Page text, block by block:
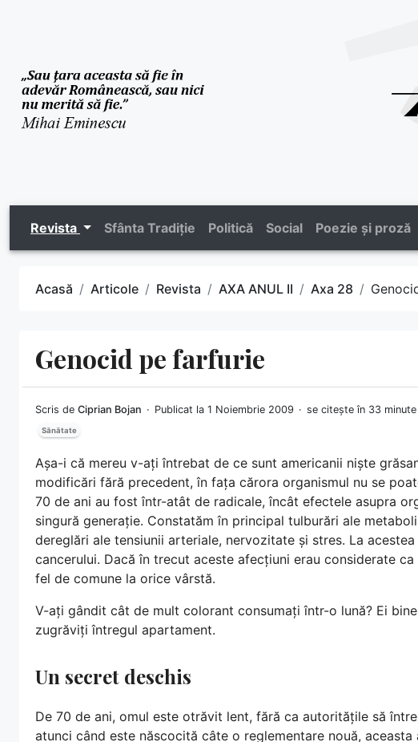
Revista Sfânta Tradiție Politică Social Poezie și proză
Acasă Articole Revista AXA ANUL II Axa 28
Genocid pe farfurie
Scris de Ciprian Bojan Publicat la 1 Noiembrie 2009 se citește în 33 minute
Sănătate
Așa-i că mereu v-ați întrebat de ce sunt americanii niște
modificări fără precedent, în fața cărora organismul nu se
70 de ani au fost într-atât de radicale, încât efectele asupra
singură generație. Constatăm în principal tulburări ale
dereglări ale tensiunii arteriale, nervozitate și stres. La
cancerului. Dacă în trecut aceste afecțiuni erau considerate
fel de comune la orice vârstă.
V-ați gândit cât de mult colorant consumați într-o lună? Ei
zugrăviți întregul apartament.
Un secret deschis
De 70 de ani, omul este otrăvit lent, fără ca autoritățile să
atunci când este născocită câte o reglementare nouă,